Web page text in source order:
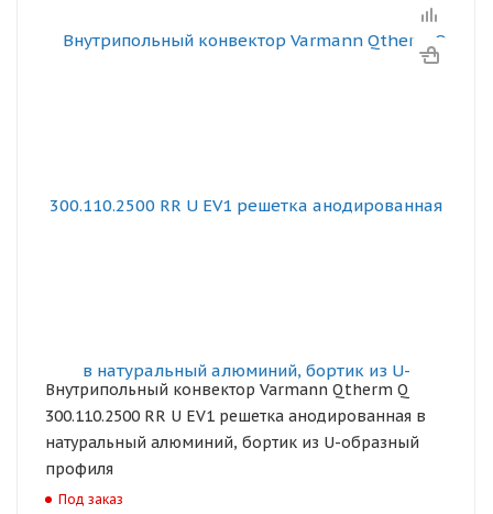
Внутрипольный конвектор Varmann Qtherm Q
300.110.2500 RR U EV1 решетка анодированная в
натуральный алюминий, бортик из U-образный
профиля
Под заказ